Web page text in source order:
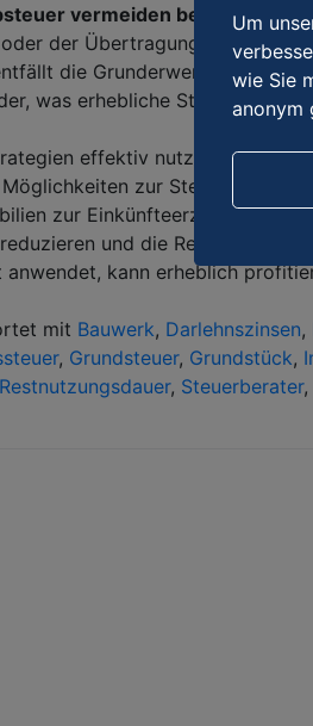
vermeiden bei
der Übertragung einer
die Grunderwerbsteuer
was erhebliche
effektiv nutzen. Die
zur
zur Einkünfteerzielung
und die Rendite zu
anwendet, kann erheblich
mit Bauwerk, Darlehnszinsen,
, Grundsteuer, Grundstück,
Restnutzungsdauer, Steuerberater,
Um
wie Sie
anonym